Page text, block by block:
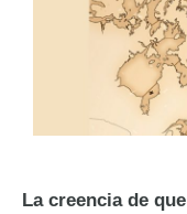
La creencia de